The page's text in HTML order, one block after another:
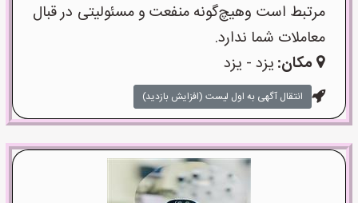
مرتبط است وهیچ‌گونه منفعت و مسئولیتی در قبال
معاملات شما ندارد.
مکان: یزد - یزد
انتقال آگهی به اول لیست (افزایش بازدید)